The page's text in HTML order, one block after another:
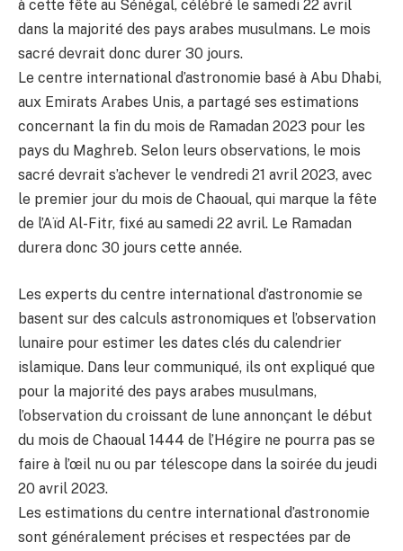
à cette fête au Sénégal, célébré le samedi 22 avril
dans la majorité des pays arabes musulmans. Le mois
sacré devrait donc durer 30 jours.
Le centre international d’astronomie basé à Abu Dhabi,
aux Emirats Arabes Unis, a partagé ses estimations
concernant la fin du mois de Ramadan 2023 pour les
pays du Maghreb. Selon leurs observations, le mois
sacré devrait s’achever le vendredi 21 avril 2023, avec
le premier jour du mois de Chaoual, qui marque la fête
de l’Aïd Al-Fitr, fixé au samedi 22 avril. Le Ramadan
durera donc 30 jours cette année.
Les experts du centre international d’astronomie se
basent sur des calculs astronomiques et l’observation
lunaire pour estimer les dates clés du calendrier
islamique. Dans leur communiqué, ils ont expliqué que
pour la majorité des pays arabes musulmans,
l’observation du croissant de lune annonçant le début
du mois de Chaoual 1444 de l’Hégire ne pourra pas se
faire à l’œil nu ou par télescope dans la soirée du jeudi
20 avril 2023.
Les estimations du centre international d’astronomie
sont généralement précises et respectées par de